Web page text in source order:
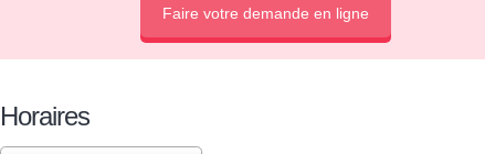
Faire votre demande en ligne
Horaires